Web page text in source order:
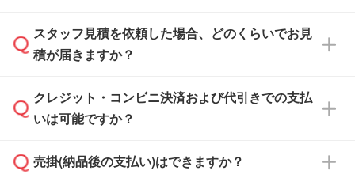
可能です。見積・注文フォームにて『ゲストの
まま進む』ボタンからお進みのうえ、ご依頼く
スタッフ見積を依頼した場合、どのくらいでお見
積が届きますか？
通常、翌営業日までにお送りしております。混
雑状況によっては、お時間をいただくこともご
依頼いただいた場合は、翌営業日以降のご連絡
クレジット・コンビニ決済および代引きでの支払
いは可能ですか？
銀行振込のみのご対応となります。
売掛(納品後の支払い)はできますか？